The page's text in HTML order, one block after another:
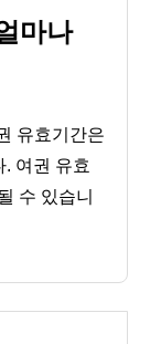
마나
유효기간은
여권 유효
수 있습니